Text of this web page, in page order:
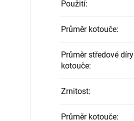
Použití:
Průměr kotouče:
Průměr středové díry
kotouče:
Zrnitost:
Průměr kotouče: